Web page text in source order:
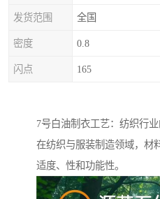
发货范围 全国
密度 0.8
闪点 165
7号白油制衣工艺：纺织行
在纺织与服装制造领域，材
适度、性和功能性。